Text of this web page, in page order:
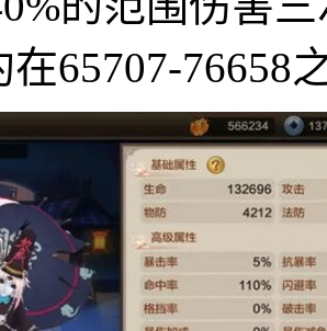
65707-76658